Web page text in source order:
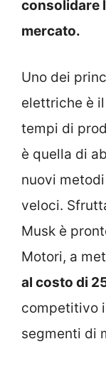
consolidare
mercato.
Uno dei
elettriche è
tempi di
è quella di
nuovi
veloci.
Musk è
Motori, a
al costo di
competitivo
segmenti di